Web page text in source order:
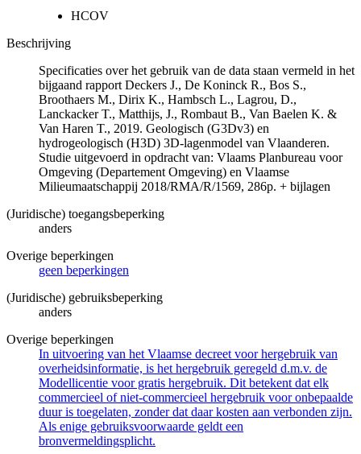
HCOV
Beschrijving
Specificaties over het gebruik van de data staan vermeld in het
bijgaand rapport Deckers J., De Koninck R., Bos S.,
Broothaers M., Dirix K., Hambsch L., Lagrou, D.,
Lanckacker T., Matthijs, J., Rombaut B., Van Baelen K. &
Van Haren T., 2019. Geologisch (G3Dv3) en
hydrogeologisch (H3D) 3D-lagenmodel van Vlaanderen.
Studie uitgevoerd in opdracht van: Vlaams Planbureau voor
Omgeving (Departement Omgeving) en Vlaamse
Milieumaatschappij 2018/RMA/R/1569, 286p. + bijlagen
(Juridische) toegangsbeperking
anders
Overige beperkingen
geen beperkingen
(Juridische) gebruiksbeperking
anders
Overige beperkingen
In uitvoering van het Vlaamse decreet voor hergebruik van
overheidsinformatie, is het hergebruik geregeld d.m.v. de
Modellicentie voor gratis hergebruik. Dit betekent dat elk
commercieel of niet-commercieel hergebruik voor onbepaalde
duur is toegelaten, zonder dat daar kosten aan verbonden zijn.
Als enige gebruiksvoorwaarde geldt een
bronvermeldingsplicht.